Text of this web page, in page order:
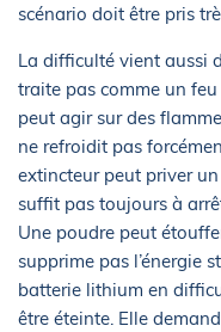
scénario doit être pris
La difficulté vient aussi
traite pas comme un
peut agir sur des
ne refroidit pas
extincteur peut priver
suffit pas toujours à
Une poudre peut
supprime pas l’énergie
batterie lithium en
être éteinte. Elle